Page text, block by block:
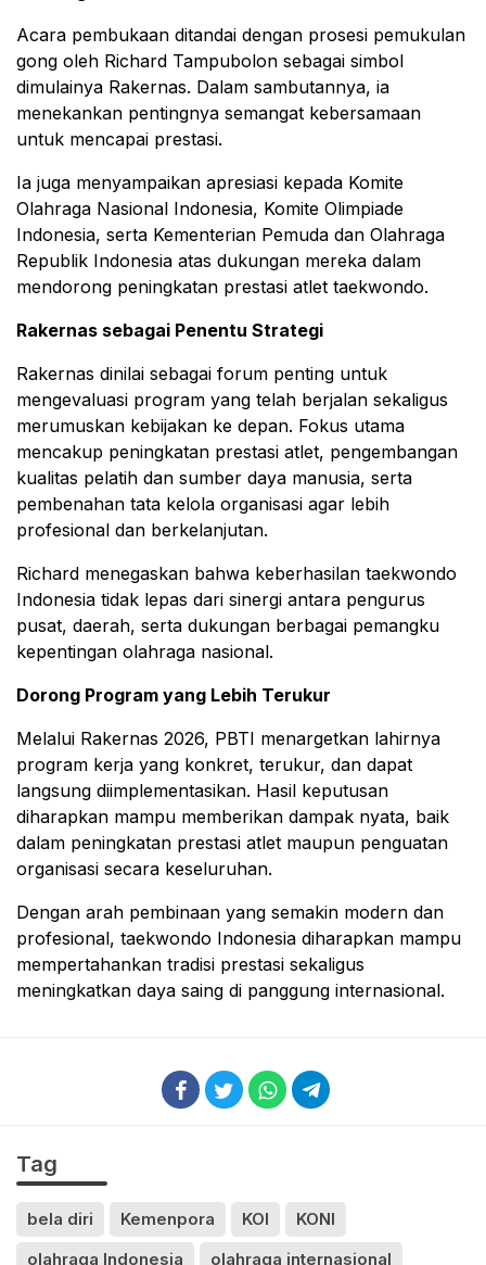
Acara pembukaan ditandai dengan prosesi pemukulan
gong oleh Richard Tampubolon sebagai simbol
dimulainya Rakernas. Dalam sambutannya, ia
menekankan pentingnya semangat kebersamaan
untuk mencapai prestasi.
Ia juga menyampaikan apresiasi kepada Komite
Olahraga Nasional Indonesia, Komite Olimpiade
Indonesia, serta Kementerian Pemuda dan Olahraga
Republik Indonesia atas dukungan mereka dalam
mendorong peningkatan prestasi atlet taekwondo.
Rakernas sebagai Penentu Strategi
Rakernas dinilai sebagai forum penting untuk
mengevaluasi program yang telah berjalan sekaligus
merumuskan kebijakan ke depan. Fokus utama
mencakup peningkatan prestasi atlet, pengembangan
kualitas pelatih dan sumber daya manusia, serta
pembenahan tata kelola organisasi agar lebih
profesional dan berkelanjutan.
Richard menegaskan bahwa keberhasilan taekwondo
Indonesia tidak lepas dari sinergi antara pengurus
pusat, daerah, serta dukungan berbagai pemangku
kepentingan olahraga nasional.
Dorong Program yang Lebih Terukur
Melalui Rakernas 2026, PBTI menargetkan lahirnya
program kerja yang konkret, terukur, dan dapat
langsung diimplementasikan. Hasil keputusan
diharapkan mampu memberikan dampak nyata, baik
dalam peningkatan prestasi atlet maupun penguatan
organisasi secara keseluruhan.
Dengan arah pembinaan yang semakin modern dan
profesional, taekwondo Indonesia diharapkan mampu
mempertahankan tradisi prestasi sekaligus
meningkatkan daya saing di panggung internasional.
Tag
bela diri Kemenpora KOI
KONI
olahraga Indonesia
olahraga internasional